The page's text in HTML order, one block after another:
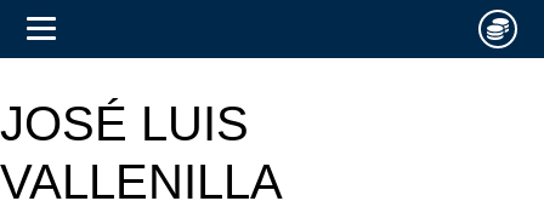
JOSÉ LUIS
VALLENILLA